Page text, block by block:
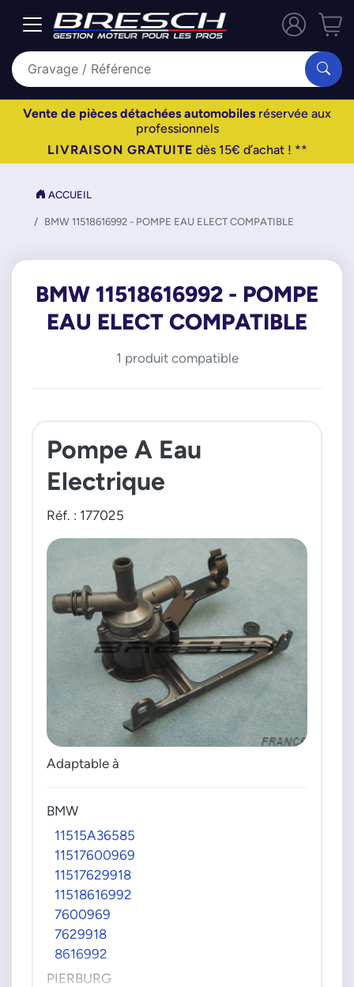
Vente de pièces détachées automobiles réservée aux
professionnels
LIVRAISON GRATUITE dès 15€ d’achat ! **
ACCUEIL
BMW 11518616992 - POMPE EAU ELECT COMPATIBLE
BMW 11518616992 - POMPE
EAU ELECT COMPATIBLE
1 produit compatible
Pompe A Eau
Electrique
Réf. : 177025
Adaptable à
BMW
11515A36585
11517600969
11517629918
11518616992
7600969
7629918
8616992
PIERBURG